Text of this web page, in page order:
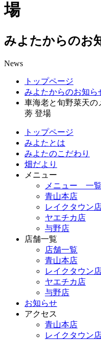
場
みよたからのお
News
トップページ
みよたからのお知ら
車海老と旬野菜天の
蒡 登場
トップページ
みよたとは
みよたのこだわり
畑だより
メニュー
メニュー 一覧
青山本店
レイクタウン
ヤエチカ店
与野店
店舗一覧
店舗一覧
青山本店
レイクタウン
ヤエチカ店
与野店
お知らせ
アクセス
青山本店
レイクタウン